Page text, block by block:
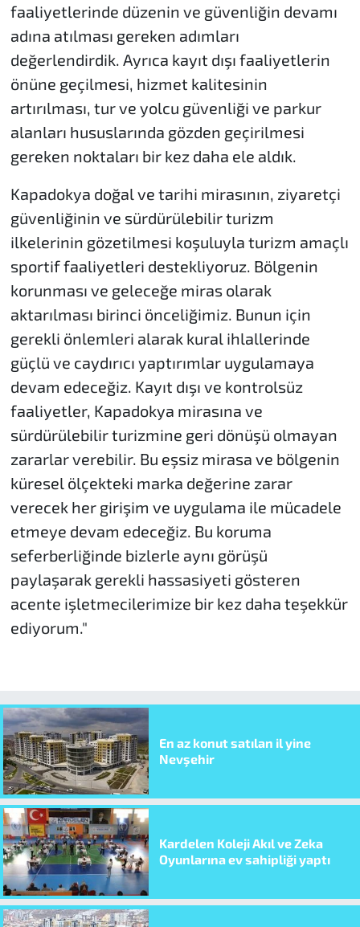
faaliyetlerinde düzenin ve güvenliğin devamı
adına atılması gereken adımları
değerlendirdik. Ayrıca kayıt dışı faaliyetlerin
önüne geçilmesi, hizmet kalitesinin
artırılması, tur ve yolcu güvenliği ve parkur
alanları hususlarında gözden geçirilmesi
gereken noktaları bir kez daha ele aldık.
Kapadokya doğal ve tarihi mirasının, ziyaretçi
güvenliğinin ve sürdürülebilir turizm
ilkelerinin gözetilmesi koşuluyla turizm amaçlı
sportif faaliyetleri destekliyoruz. Bölgenin
korunması ve geleceğe miras olarak
aktarılması birinci önceliğimiz. Bunun için
gerekli önlemleri alarak kural ihlallerinde
güçlü ve caydırıcı yaptırımlar uygulamaya
devam edeceğiz. Kayıt dışı ve kontrolsüz
faaliyetler, Kapadokya mirasına ve
sürdürülebilir turizmine geri dönüşü olmayan
zararlar verebilir. Bu eşsiz mirasa ve bölgenin
küresel ölçekteki marka değerine zarar
verecek her girişim ve uygulama ile mücadele
etmeye devam edeceğiz. Bu koruma
seferberliğinde bizlerle aynı görüşü
paylaşarak gerekli hassasiyeti gösteren
acente işletmecilerimize bir kez daha teşekkür
ediyorum."
En az konut satılan il yine
Nevşehir
Kardelen Koleji Akıl ve Zeka
Oyunlarına ev sahipliği yaptı